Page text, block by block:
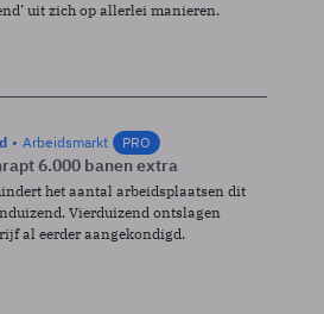
uit zich op allerlei manieren.
Arbeidsmarkt PRO
6.000 banen extra
het aantal arbeidsplaatsen dit
Vierduizend ontslagen
al eerder aangekondigd.